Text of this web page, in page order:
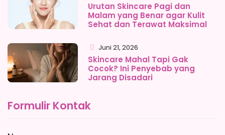
Urutan Skincare Pagi dan
Malam yang Benar agar Kulit
Sehat dan Terawat Maksimal
Juni 21, 2026
Skincare Mahal Tapi Gak
Cocok? Ini Penyebab yang
Jarang Disadari
Formulir Kontak